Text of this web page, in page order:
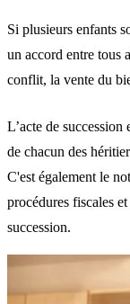
Si plusieurs enfants
un accord entre tous
conflit, la vente du
L’acte de
de chacun des
C'est également le
procédures fiscales
succession.